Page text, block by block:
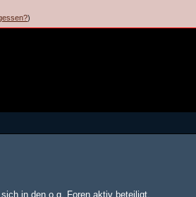
)
in den o.g. Foren aktiv beteiligt.